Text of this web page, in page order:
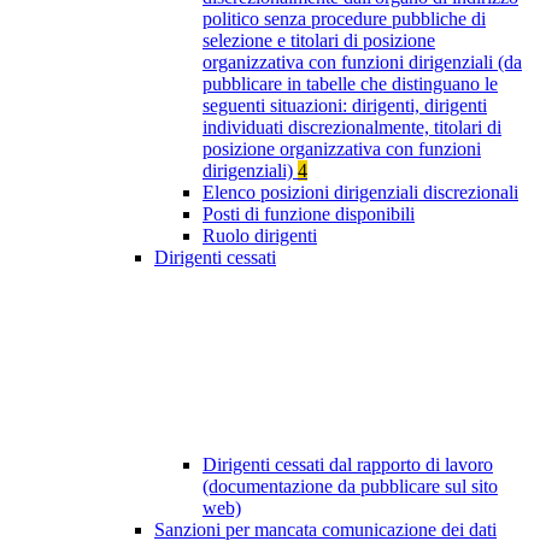
politico senza procedure pubbliche di
selezione e titolari di posizione
organizzativa con funzioni dirigenziali (da
pubblicare in tabelle che distinguano le
seguenti situazioni: dirigenti, dirigenti
individuati discrezionalmente, titolari di
posizione organizzativa con funzioni
dirigenziali) 4
Elenco posizioni dirigenziali discrezionali
Posti di funzione disponibili
Ruolo dirigenti
Dirigenti cessati
Dirigenti cessati dal rapporto di lavoro
(documentazione da pubblicare sul sito
web)
Sanzioni per mancata comunicazione dei dati